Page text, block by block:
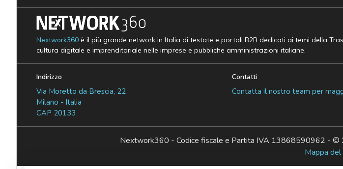
Nextwork360è il più grande network in Italia di testate e portali B2B dedicati ai temi della
cultura digitale e imprenditoriale nelle imprese e pubbliche amministrazioni italiane.
Indirizzo
Via Moretto da Brescia, 22
Milano - Italia
CAP 20133
Contatti
Contatta il nostro team per
Nextwork360 - Codice fiscale e Partita IVA 13868590962 - ©
Mappa